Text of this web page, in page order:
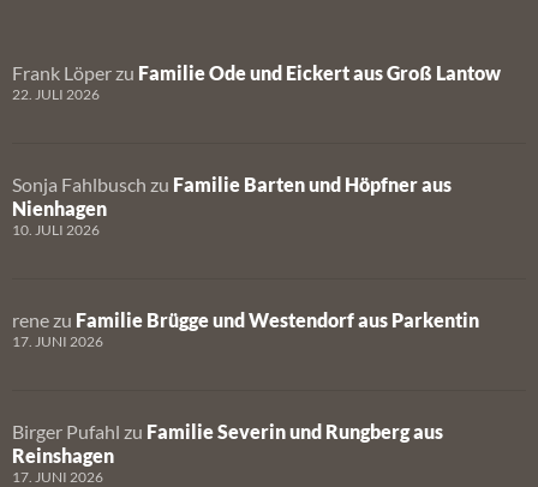
Frank Löper zu Familie Ode und Eickert aus Groß Lantow
22. JULI 2026
Sonja Fahlbusch zu Familie Barten und Höpfner aus
Nienhagen
10. JULI 2026
rene zu Familie Brügge und Westendorf aus Parkentin
17. JUNI 2026
Birger Pufahl zu Familie Severin und Rungberg aus
Reinshagen
17. JUNI 2026